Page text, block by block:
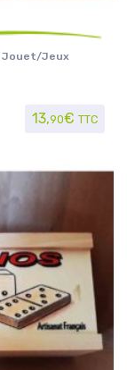
Jouet/Jeux
13,90€ TTC